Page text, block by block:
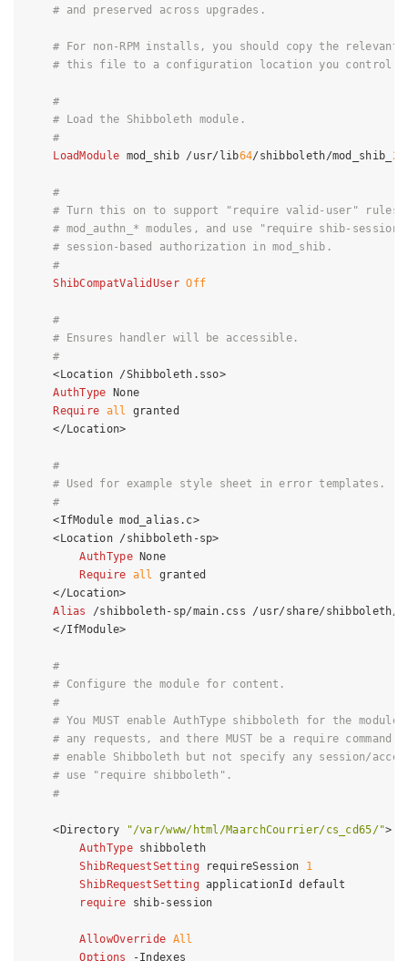
# and preserved across upgrades.
# For non-RPM installs, you should copy the relevant
# this file to a configuration location you control.
#
# Load the Shibboleth module.
#
LoadModule mod_shib /usr/lib64/shibboleth/mod_shib_ 24
#
# Turn this on to support "require valid-user" rules
# mod_authn_* modules, and use "require shib-session"
# session-based authorization in mod_shib.
#
ShibCompatValidUser Off
#
# Ensures handler will be accessible.
#
<Location /Shibboleth.sso>
AuthType None
Require all
granted
</Location>
#
# Used for example style sheet in error templates.
#
<IfModule mod_alias.c>
<Location /shibboleth-sp>
AuthType None
Require all
granted
</Location>
Alias
/shibboleth-sp/main.css /usr/share/shibboleth/
</IfModule>
#
# Configure the module for content.
#
# You MUST enable AuthType shibboleth for the module
# any requests, and there MUST be a require command
# enable Shibboleth but not specify any session/
# use "require shibboleth".
#
<Directory "/var/www/html/MaarchCourrier/cs_cd65/">
AuthType shibboleth
ShibRequestSetting requireSession 1
ShibRequestSetting applicationId default
require shib-session
AllowOverride All
Options
-Indexes